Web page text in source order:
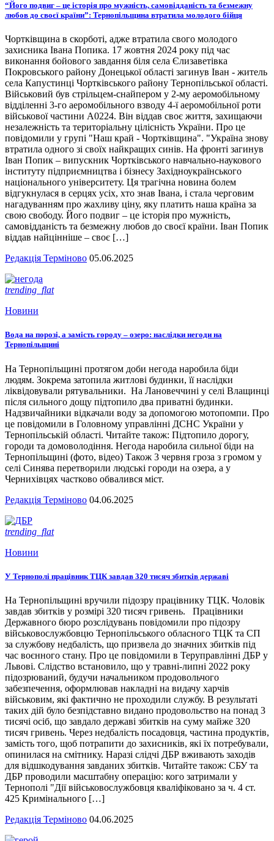
“Його подвиг – це історія про мужність, самовідданість та безмежну
любов до своєї країни”: Тернопільщина втратила молодого бійця
Чортківщина в скорботі, адже втратила свого молодого
захисника Івана Попика. 17 жовтня 2024 року під час
виконання бойового завдання біля села Єлизаветівка
Покровського району Донецької області загинув Іван - житель
села Капустинці Чортківського району Тернопільської області.
Військовий був стрільцем-снайпером у 2-му аеромобільному
відділенні 3-го аеромобільного взводу 4-ї аеромобільної роти
військової частини А0224. Він віддав своє життя, захищаючи
незалежність та територіальну цілісність України. Про це
повідомили у групі "Наш край - Чортківщина". "Україна знову
втратила одного зі своїх найкращих синів. На фронті загинув
Іван Попик – випускник Чортківського навчально-наукового
інституту підприємництва і бізнесу Західноукраїнського
національного університету. Ця трагічна новина болем
відгукнулася в серцях усіх, хто знав Івана, і стала черговим
нагадуванням про жахливу ціну, яку платить наша країна за
свою свободу. Його подвиг – це історія про мужність,
самовідданість та безмежну любов до своєї країни. Іван Попик
віддав найцінніше – своє […]
Редакція Терміново 05.06.2025
trending_flat
Новини
Вода на порозі, а замість городу – озеро: наслідки негоди на
Тернопільщині
На Тернопільщині протягом доби негода наробила біди
людям. Зокрема затопила житлові будинки, її наслідки
ліквідовували рятувальники. На Лановеччині у селі Влащинці
після сильного дощу підтопило два приватні будинки.
Надзвичайники відкачали воду за допомогою мотопомпи. Про
це повідомили в Головному управлінні ДСНС України у
Тернопільській області. Читайте також: Підтопило дорогу,
городи та домоволодіння. Негода наробила сильної біди на
Тернопільщині (фото, відео) Також 3 червня гроза з громом у
селі Синява перетворили людські городи на озера, а у
Чернихівцях частково обвалився міст.
Редакція Терміново 04.06.2025
trending_flat
Новини
У Тернополі працівник ТЦК завдав 320 тисяч збитків державі
На Тернопільщині вручили підозру працівнику ТЦК. Чоловік
завдав збитків у розмірі 320 тисяч гривень. Працівники
Державного бюро розслідувань повідомили про підозру
військовослужбовцю Тернопільського обласного ТЦК та СП
за службову недбалість, що призвела до значних збитків під
час воєнного стану. Про це повідомили в Теруправлінні ДБР у
Львові. Слідство встановило, що у травні-липні 2022 року
підозрюваний, будучи начальником продовольчого
забезпечення, оформлював накладні на видачу харчів
військовим, які фактично не проходили службу. В результаті
таких дій було безпідставно видано продовольство на понад 3
тисячі осіб, що завдало державі збитків на суму майже 320
тисяч гривень. Через недбалість посадовця, частина продуктів,
замість того, щоб потрапити до захисників, які їх потребували,
опинилася на смітнику. Наразі слідчі ДБР вживають заходів
для відшкодування завданих збитків. Читайте також: СБУ та
ДБР проводили масштабну операцію: кого затримали у
Тернополі "Дії військовослужбовця кваліфіковано за ч. 4 ст.
425 Кримінального […]
Редакція Терміново 04.06.2025